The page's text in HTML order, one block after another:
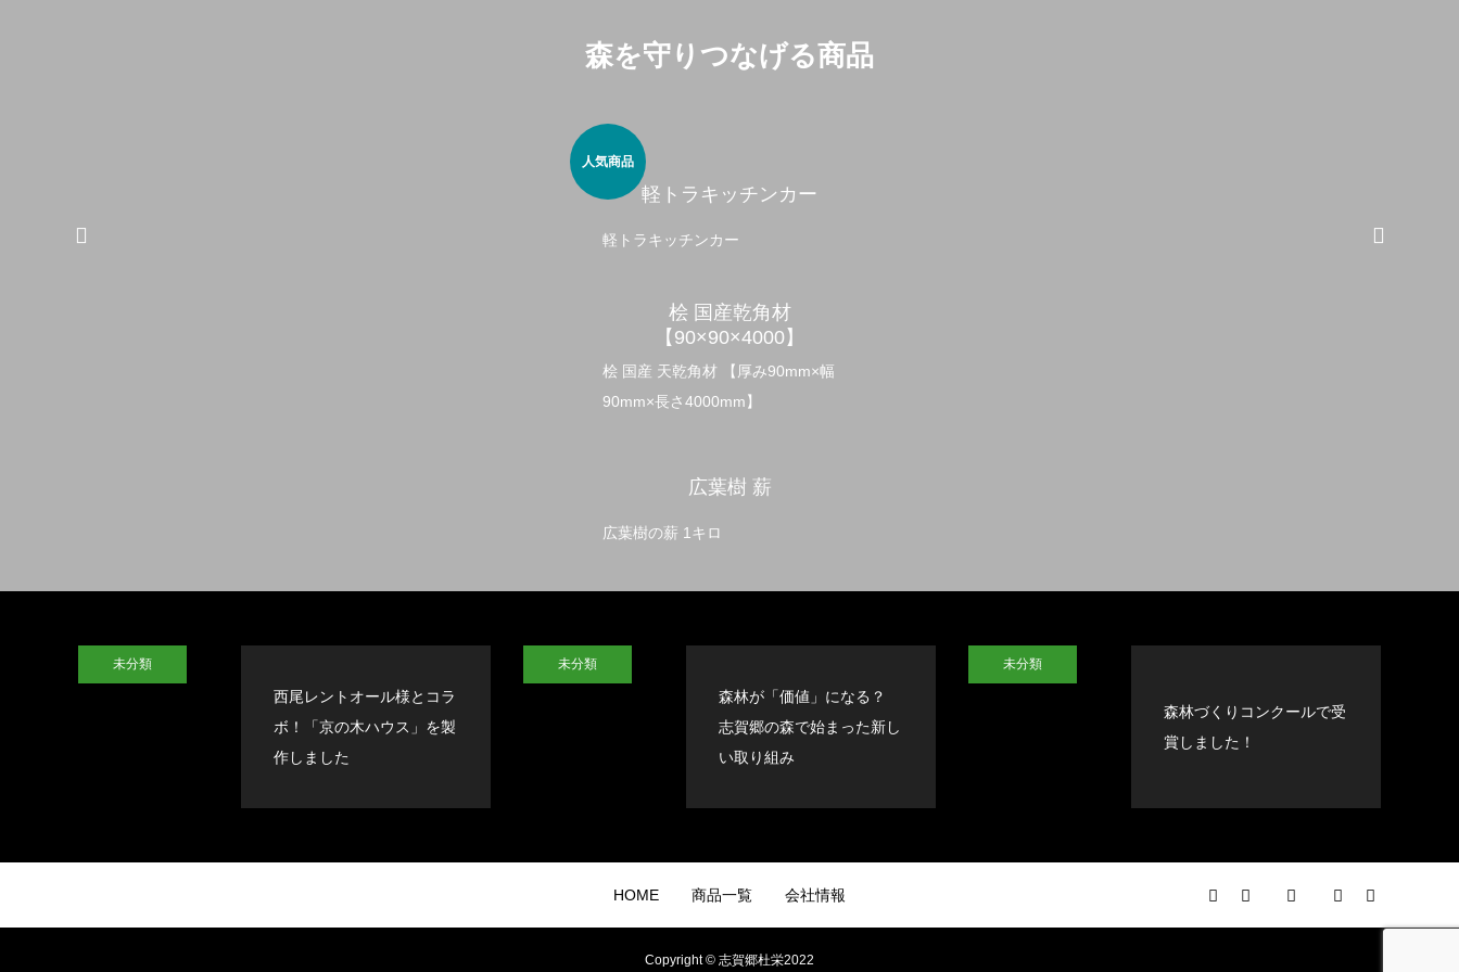
森を守りつなげる商品
人気商品
軽トラキッチンカー
軽トラキッチンカー
桧 国産乾角材
【90×90×4000】
桧 国産 天乾角材 【厚み90mm×幅
90mm×長さ4000mm】
広葉樹 薪
広葉樹の薪 1キロ
未分類
西尾レントオール様とコラ
ボ！「京の木ハウス」を製
作しました
未分類
森林が「価値」になる？
志賀郷の森で始まった新し
い取り組み
未分類
森林づくりコンクールで受
賞しました！
HOME 商品一覧 会社情報
Copyright © 志賀郷杜栄2022